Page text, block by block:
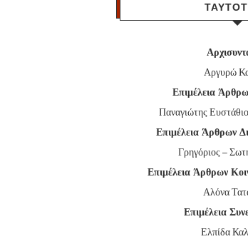
Αργυρώ
Επιμέλεια
Παναγιώτης
Επιμέλεια Άρθρων
Γρηγόριος –
Επιμέλεια Άρθρων
Αλόνα
Επιμέλεια
Ελπίδα